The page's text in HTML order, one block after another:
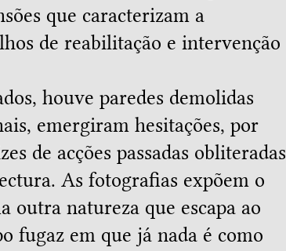
que caracterizam a
de reabilitação e intervenção
houve paredes demolidas
emergiram hesitações, por
de acções passadas obliteradas
As fotografias expõem o
outra natureza que escapa ao
fugaz em que já nada é como